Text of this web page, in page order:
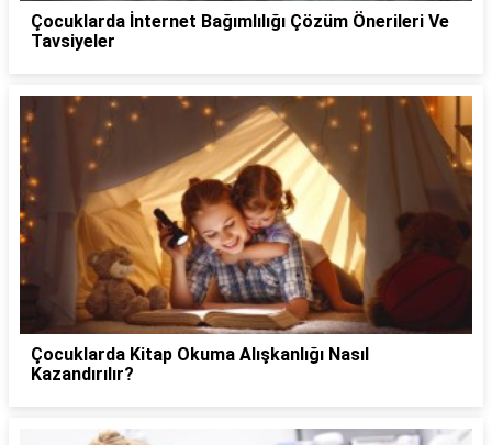
Çocuklarda İnternet Bağımlılığı Çözüm Önerileri Ve
Tavsiyeler
Çocuklarda Kitap Okuma Alışkanlığı Nasıl
Kazandırılır?